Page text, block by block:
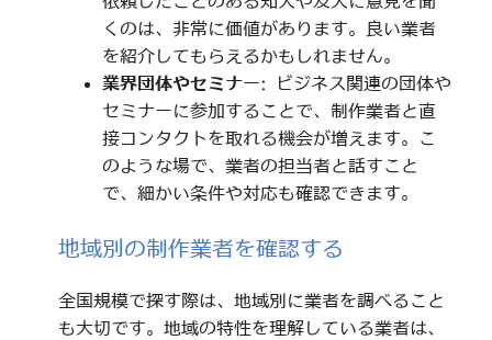
くのは、非常に価値があります。良い業者
を紹介してもらえるかもしれません。
業界団体やセミナー: ビジネス関連の団体や
セミナーに参加することで、制作業者と直
接コンタクトを取れる機会が増えます。こ
のような場で、業者の担当者と話すこと
で、細かい条件や対応も確認できます。
地域別の制作業者を確認する
全国規模で探す際は、地域別に業者を調べること
も大切です。地域の特性を理解している業者は、